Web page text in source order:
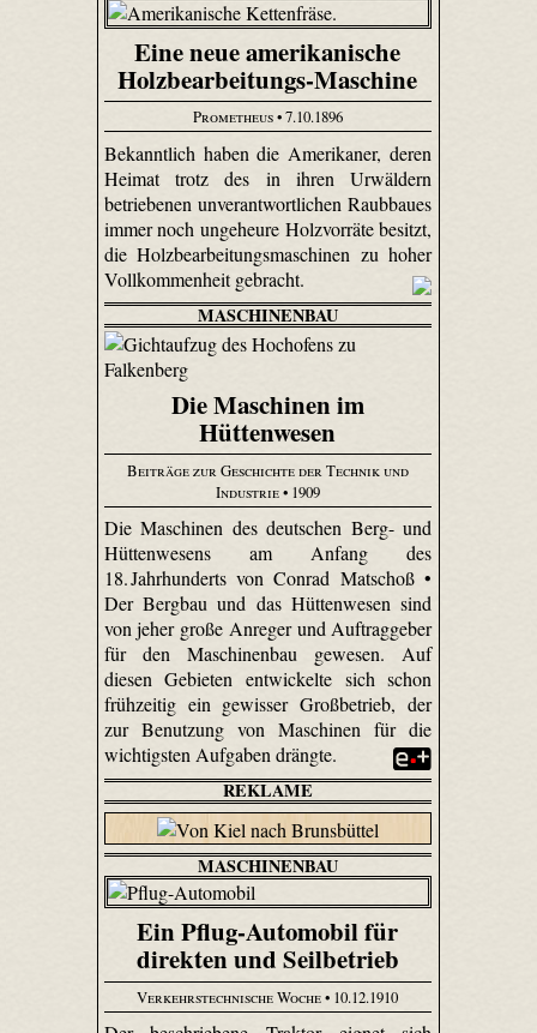
Eine neue amerikanische
Holzbearbeitungs-Maschine
Prometheus• 7.10.1896
Bekanntlich haben die Amerikaner, deren
Heimat trotz des in ihren Urwäldern
betriebenen unverantwortlichen Raubbaues
immer noch ungeheure Holzvorräte besitzt,
die Holzbearbeitungsmaschinen zu hoher
Vollkommenheit gebracht.
MASCHINENBAU
Die Maschinen im
Hüttenwesen
Beiträge zur Geschichte der Technik und
Industrie• 1909
Die Maschinen des deutschen Berg- und
Hüttenwesens am Anfang des
18. Jahrhunderts von Conrad Matschoß •
Der Bergbau und das Hüttenwesen sind
von jeher große Anreger und Auftraggeber
für den Maschinenbau gewesen. Auf
diesen Gebieten entwickelte sich schon
frühzeitig ein gewisser Großbetrieb, der
zur Benutzung von Maschinen für die
wichtigsten Aufgaben drängte.
REKLAME
MASCHINENBAU
Ein Pflug-Automobil für
direkten und Seilbetrieb
Verkehrstechnische Woche• 10.12.1910